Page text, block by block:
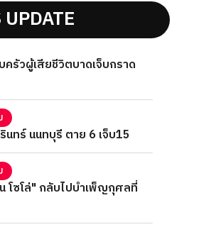
ครัวผู้เสียชีวิตบาดเจ็บกราด
ทร์ นนทบุรี ตาย 6 เจ็บ15
โซโล่" กลับไปบำเพ็ญกุศลที่